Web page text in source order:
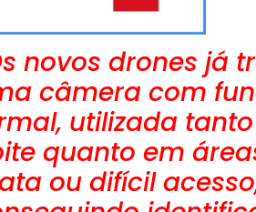
novos drones já
câmera com
utilizada
quanto em
ou difícil